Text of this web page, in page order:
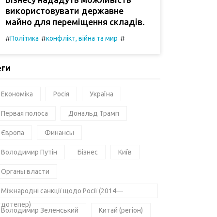
використовувати державне
майно для переміщення складів.
#Політика #конфлікт, війна та мир #
Економіка Росія Україна
Первая полоса Дональд Трамп
Європа Финансы
Володимир Путін Бізнес Київ
Органы власти
Міжнародні санкції щодо Росії (2014—
дотепер)
Володимир Зеленський Китай (регіон)